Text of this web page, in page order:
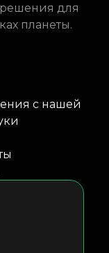
для
планеты.
с нашей